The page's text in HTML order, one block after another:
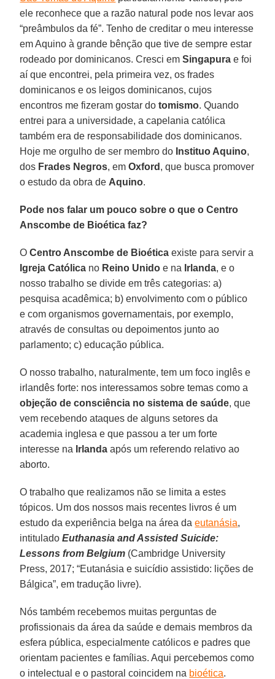
ele reconhece que a razão natural pode nos levar aos
“preâmbulos da fé”. Tenho de creditar o meu interesse
em Aquino à grande bênção que tive de sempre estar
rodeado por dominicanos. Cresci emSingapura e foi
aí que encontrei, pela primeira vez, os frades
dominicanos e os leigos dominicanos, cujos
encontros me fizeram gostar dotomismo. Quando
entrei para a universidade, a capelania católica
também era de responsabilidade dos dominicanos.
Hoje me orgulho de ser membro do Instituo Aquino,
dos Frades Negros, emOxford , que busca promover
o estudo da obra de Aquino.
Pode nos falar um pouco sobre o que o Centro
Anscombe de Bioética faz?
OCentro Anscombe de Bioética existe para servir a
Igreja Católica no Reino Unido e na Irlanda, e o
nosso trabalho se divide em três categorias: a)
pesquisa acadêmica; b) envolvimento com o público
e com organismos governamentais, por exemplo,
através de consultas ou depoimentos junto ao
parlamento; c) educação pública.
O nosso trabalho, naturalmente, tem um foco inglês e
irlandês forte: nos interessamos sobre temas como a
objeção de consciência no sistema de saúde, que
vem recebendo ataques de alguns setores da
academia inglesa e que passou a ter um forte
interesse na Irlanda após um referendo relativo ao
aborto.
O trabalho que realizamos não se limita a estes
tópicos. Um dos nossos mais recentes livros é um
estudo da experiência belga na área daeutanásia,
intituladoEuthanasia and Assisted Suicide:
Lessons from Belgium (Cambridge University
Press, 2017; “Eutanásia e suicídio assistido: lições de
Bálgica”, em tradução livre).
Nós também recebemos muitas perguntas de
profissionais da área da saúde e demais membros da
esfera pública, especialmente católicos e padres que
orientam pacientes e famílias. Aqui percebemos como
o intelectual e o pastoral coincidem na bioética.